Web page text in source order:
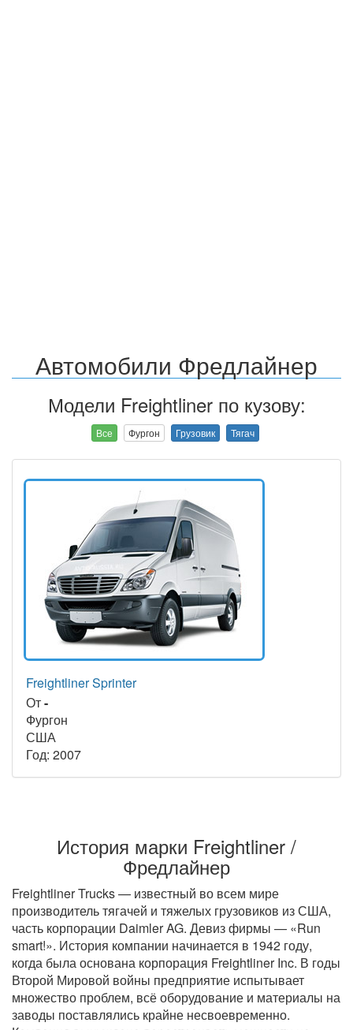
Автомобили Фредлайнер
Модели Freightliner по кузову:
Все Фургон Грузовик Тягач
Freightliner Sprinter
От-
Фургон
США
Год: 2007
История марки Freightliner /
Фредлайнер
Freightliner Trucks — известный во всем мире
производитель тягачей и тяжелых грузовиков из США,
часть корпорации Daimler AG. Девиз фирмы — «Run
smart!». История компании начинается в 1942 году,
когда была основана корпорация Freightliner Inc. В годы
Второй Мировой войны предприятие испытывает
множество проблем, всё оборудование и материалы на
заводы поставлялись крайне несвоевременно.